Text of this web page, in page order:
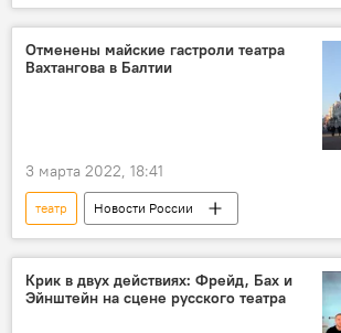
фестиваль
Отменены майские гастроли театра
Вахтангова в Балтии
3 марта 2022, 18:41
театр
Новости России
Новости культуры Латвии
Театр имени Вахтангова
Новости Балтии
Крик в двух действиях: Фрейд, Бах и
Эйнштейн на сцене русского театра